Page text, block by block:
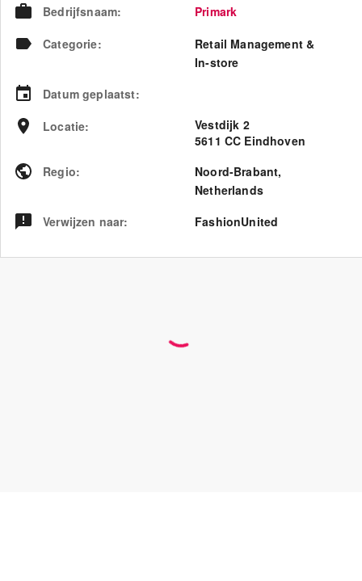
Bedrijfsnaam:
Primark
Categorie:
Retail Management &
In-store
Datum geplaatst:
Locatie:
Vestdijk 2
5611 CC Eindhoven
Regio: Noord-Brabant,
Netherlands
Verwijzen naar: FashionUnited